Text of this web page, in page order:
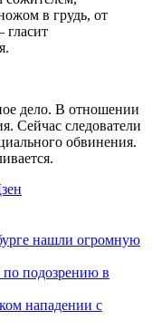
в грудь, от
гласит
дело. В отношении
Сейчас следователи
обвинения.
нашли огромную
по подозрению в
нападении с